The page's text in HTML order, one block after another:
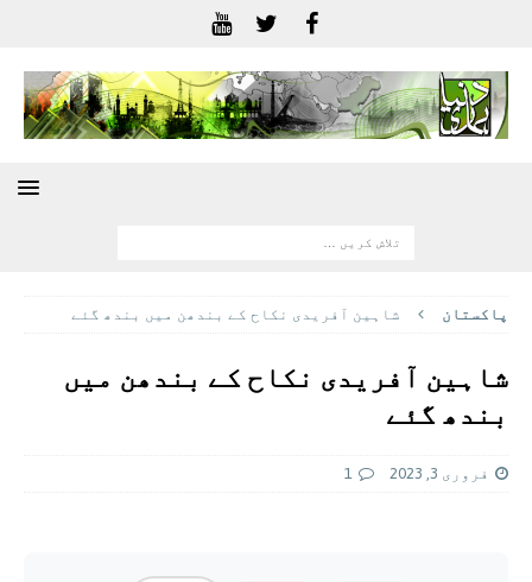
پاکستان شاہین آفریدی نکاح کے بندھن میں بندھ گئے
شاہین آفریدی نکاح کے بندھن میں
بندھ گئے
فروری 3, 2023 1